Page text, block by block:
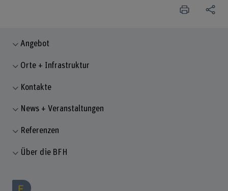
Angebot
Orte + Infrastruktur
Kontakte
News + Veranstaltungen
Referenzen
Über die BFH